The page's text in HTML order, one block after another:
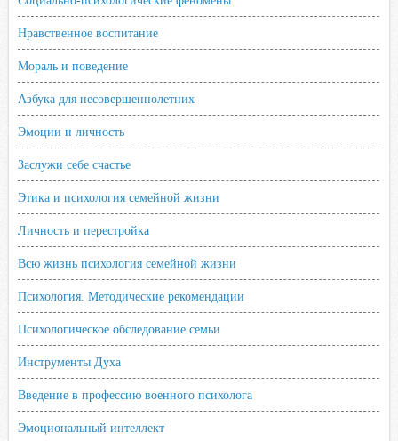
Нравственное воспитание
Мораль и поведение
Азбука для несовершеннолетних
Эмоции и личность
Заслужи себе счастье
Этика и психология семейной жизни
Личность и перестройка
Всю жизнь психология семейной жизни
Психология. Методические рекомендации
Психологическое обследование семьи
Инструменты Духа
Введение в профессию военного психолога
Эмоциональный интеллект